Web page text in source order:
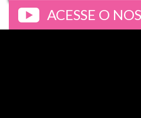
ACESSE O